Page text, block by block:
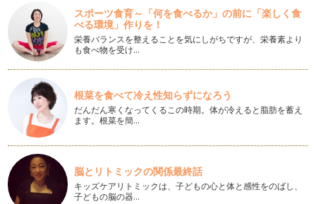
皆様今年もどうぞよろしくお願いいたします。 さて、前回ご
紹介させていただきましたポ…
初心者でも簡単！ポーセラーツ作品の写真を撮ってみよう！
ここ数年、女性に人気の習い事となってきたポーセラーツ。
教室で体験をしたり、インス…
ポーセラーツのマグカップでほっこりティータイム
最近気温がめっきり下がり、毎日寒い日が続いています。 息
も白くなってしまうこの季節…
クリスマスにはポーセラーツのガラスドームを飾ろう！
早いもので今年も残すところ2ヵ月ですね。 実際のクリスマス
は12月ですが、11月に…
スポーツ食育～「何を食べるか」の前に「楽しく食
べる環境」作りを！
栄養バランスを整えることを気にしがちですが、栄養素より
も食べ物を受け…
根菜を食べて冷え性知らずになろう
だんだん寒くなってくるこの時期。体が冷えると脂肪を蓄え
ます。根菜を簡…
脳とリトミックの関係最終話
キッズケアリトミックは、子どもの心と体と感性をのばし、
子どもの脳の器…